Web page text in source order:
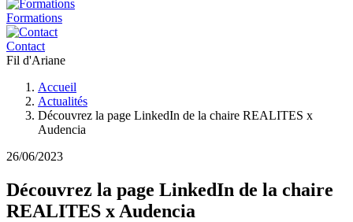
Formations
Contact
Fil d'Ariane
Accueil
Actualités
Découvrez la page LinkedIn de la chaire REALITES x
Audencia
26/06/2023
Découvrez la page LinkedIn de la chaire
REALITES x Audencia